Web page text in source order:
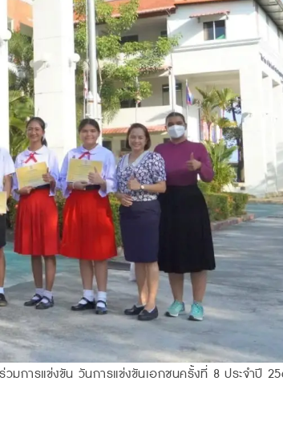
มการแข่งขัน วันการแข่งขันเอกชนครั้งที่ 8 ประจำปี